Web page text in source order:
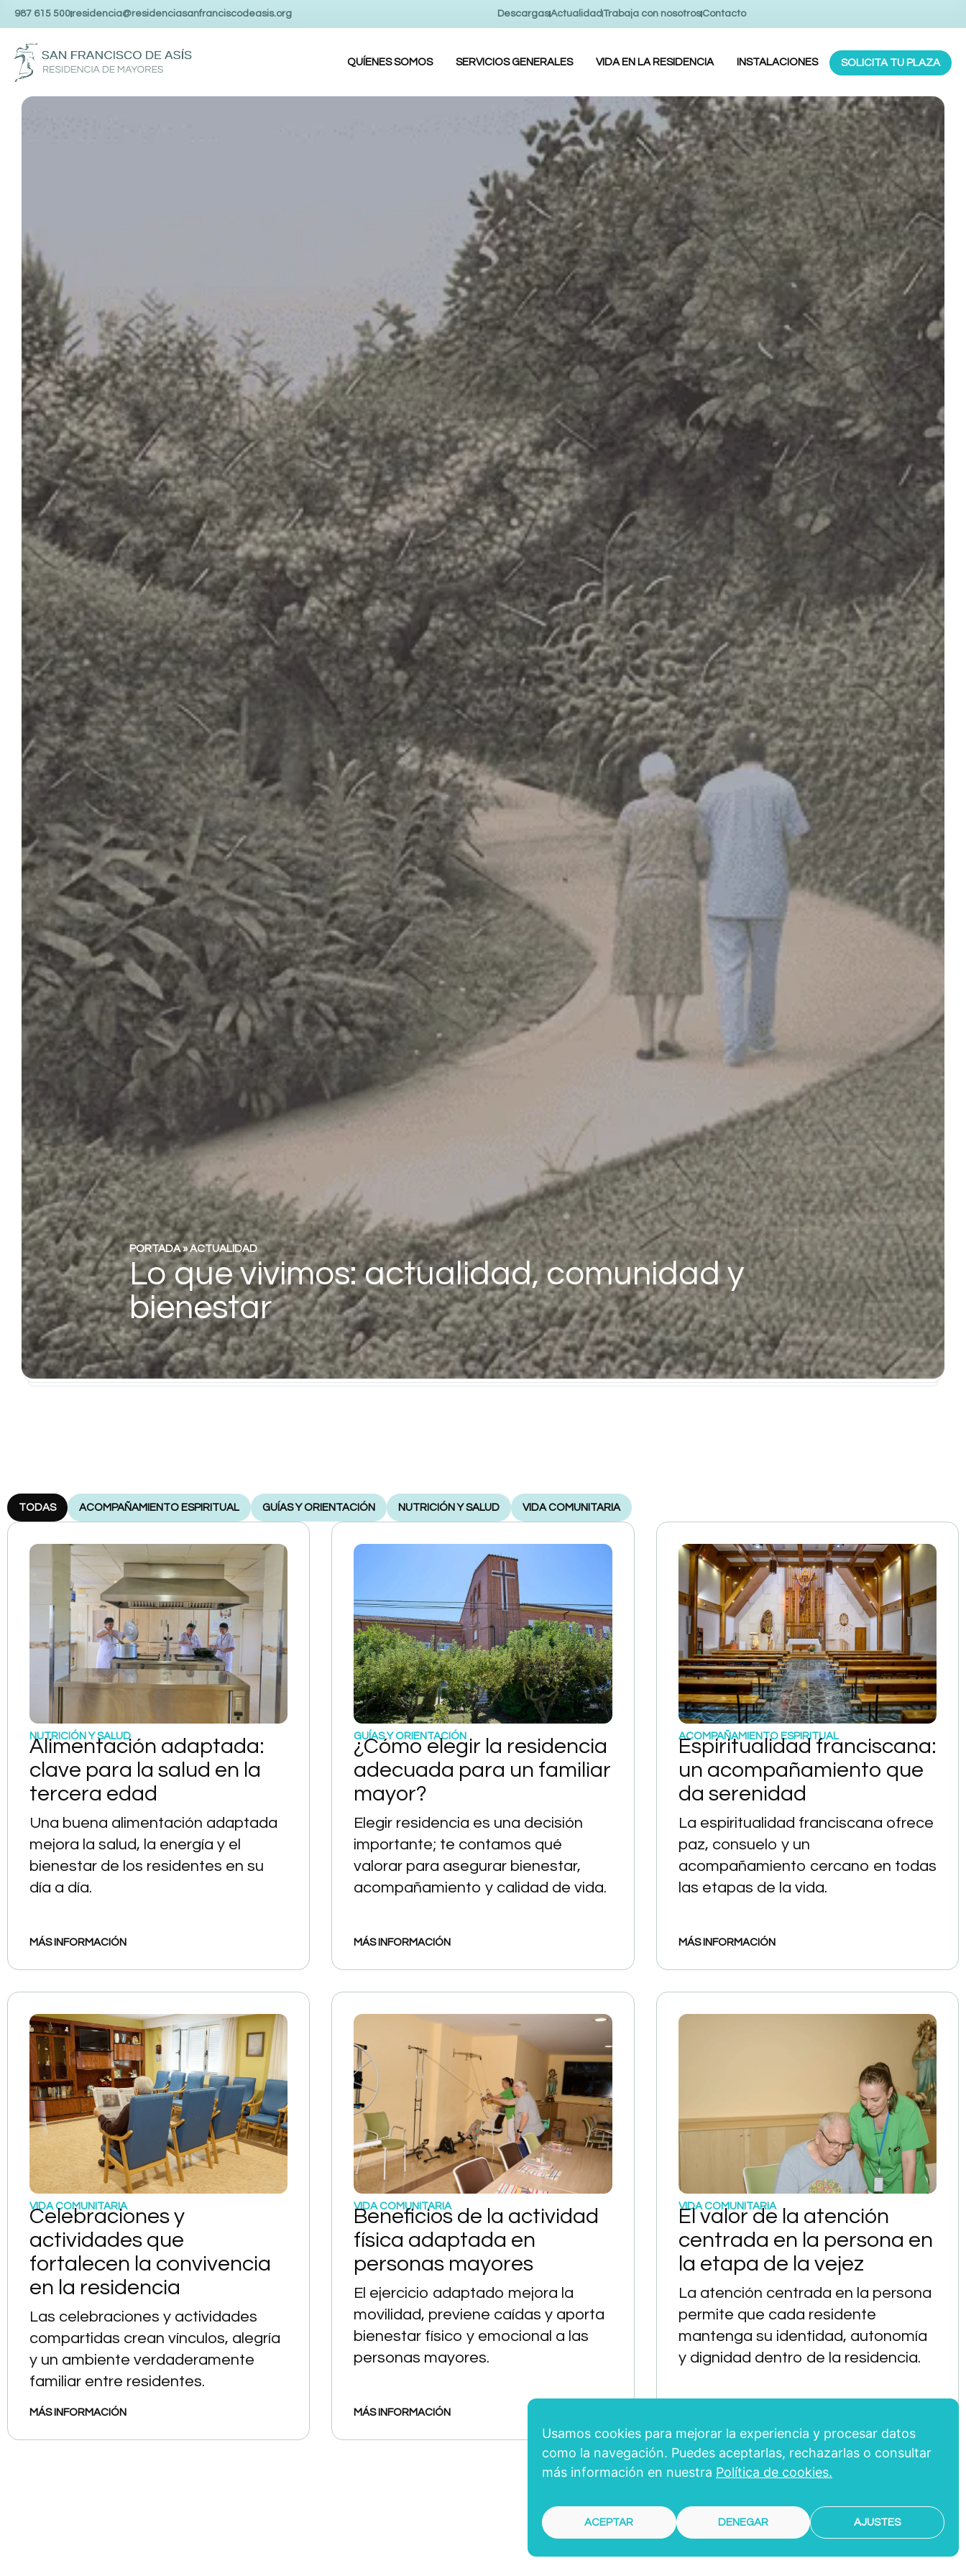
Usamos cookies para mejorar la experiencia y procesar datos
como la navegación. Puedes aceptarlas, rechazarlas o consultar
más información en nuestra Política de cookies.
ACEPTAR DENEGAR AJUSTES
987 615 500residencia@residenciasanfranciscodeasis.org DescargasActualidad Trabaja con nosotrosContacto
QUÍENES SOMOS SERVICIOS GENERALES VIDA EN LA RESIDENCIA INSTALACIONES SOLICITA TU PLAZA
PORTADA»ACTUALIDAD
Lo que vivimos: actualidad, comunidad y
bienestar
ACOMPAÑAMIENTO ESPIRITUAL GUÍAS Y ORIENTACIÓN NUTRICIÓN Y SALUD VIDA COMUNITARIA
TODAS
NUTRICIÓN Y SALUD
Alimentación adaptada:
clave para la salud en la
tercera edad
Una buena alimentación adaptada
mejora la salud, la energía y el
bienestar de los residentes en su
día a día.
MÁS INFORMACIÓN
GUÍAS Y ORIENTACIÓN
¿Cómo elegir la residencia
adecuada para un familiar
mayor?
Elegir residencia es una decisión
importante; te contamos qué
valorar para asegurar bienestar,
acompañamiento y calidad de vida.
MÁS INFORMACIÓN
ACOMPAÑAMIENTO ESPIRITUAL
Espiritualidad franciscana:
un acompañamiento que
da serenidad
La espiritualidad franciscana ofrece
paz, consuelo y un
acompañamiento cercano en todas
las etapas de la vida.
MÁS INFORMACIÓN
VIDA COMUNITARIA
Celebraciones y
actividades que
fortalecen la convivencia
en la residencia
Las celebraciones y actividades
compartidas crean vínculos, alegría
y un ambiente verdaderamente
familiar entre residentes.
MÁS INFORMACIÓN
VIDA COMUNITARIA
Beneficios de la actividad
física adaptada en
personas mayores
El ejercicio adaptado mejora la
movilidad, previene caídas y aporta
bienestar físico y emocional a las
personas mayores.
MÁS INFORMACIÓN
VIDA COMUNITARIA
El valor de la atención
centrada en la persona en
la etapa de la vejez
La atención centrada en la persona
permite que cada residente
mantenga su identidad, autonomía
y dignidad dentro de la residencia.